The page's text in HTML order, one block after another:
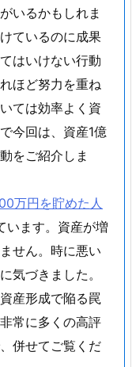
いるかもしれま
ているのに成果
はいけない行動
ほど努力を重ね
ては効率よく資
今回は、資産1億
をご紹介しま
万円を貯めた人
います。資産が増
せん。時に悪い
気づきました。
産形成で陥る罠
常に多くの高評
併せてご覧くだ